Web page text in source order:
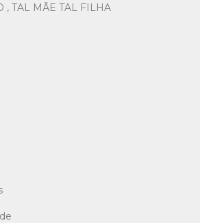
, TAL MÃE TAL FILHA